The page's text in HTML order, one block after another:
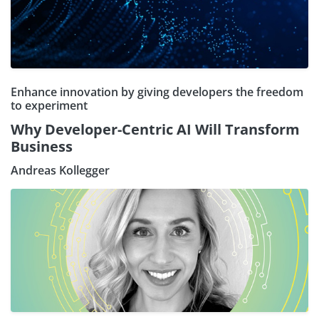
Enhance innovation by giving developers the freedom
to experiment
Why Developer-Centric AI Will Transform
Business
Andreas Kollegger